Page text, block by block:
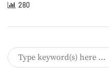
280